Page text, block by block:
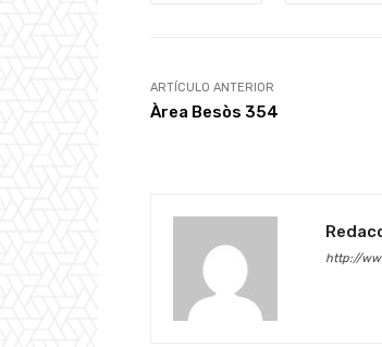
ARTÍCULO ANTERIOR
Àrea Besòs 354
http://